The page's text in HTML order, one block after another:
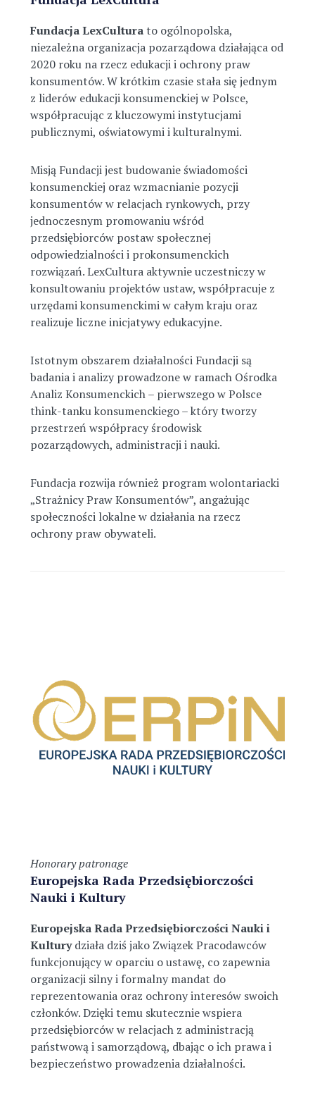
Fundacja LexCulturato ogólnopolska,
niezależna organizacja pozarządowa działająca od
2020 roku na rzecz edukacji i ochrony praw
konsumentów. W krótkim czasie stała się jednym
z liderów edukacji konsumenckiej w Polsce,
współpracując z kluczowymi instytucjami
publicznymi, oświatowymi i kulturalnymi.
Misją Fundacji jest budowanie świadomości
konsumenckiej oraz wzmacnianie pozycji
konsumentów w relacjach rynkowych, przy
jednoczesnym promowaniu wśród
przedsiębiorców postaw społecznej
odpowiedzialności i prokonsumenckich
rozwiązań. LexCultura aktywnie uczestniczy w
konsultowaniu projektów ustaw, współpracuje z
urzędami konsumenckimi w całym kraju oraz
realizuje liczne inicjatywy edukacyjne.
Istotnym obszarem działalności Fundacji są
badania i analizy prowadzone w ramach Ośrodka
Analiz Konsumenckich – pierwszego w Polsce
think-tanku konsumenckiego – który tworzy
przestrzeń współpracy środowisk
pozarządowych, administracji i nauki.
Fundacja rozwija również program wolontariacki
„Strażnicy Praw Konsumentów”, angażując
społeczności lokalne w działania na rzecz
ochrony praw obywateli.
Honorary patronage
Europejska Rada Przedsiębiorczości
Nauki i Kultury
Europejska Rada Przedsiębiorczości Nauki i
Kulturydziała dziś jako Związek Pracodawców
funkcjonujący w oparciu o ustawę, co zapewnia
organizacji silny i formalny mandat do
reprezentowania oraz ochrony interesów swoich
członków. Dzięki temu skutecznie wspiera
przedsiębiorców w relacjach z administracją
państwową i samorządową, dbając o ich prawa i
bezpieczeństwo prowadzenia działalności.